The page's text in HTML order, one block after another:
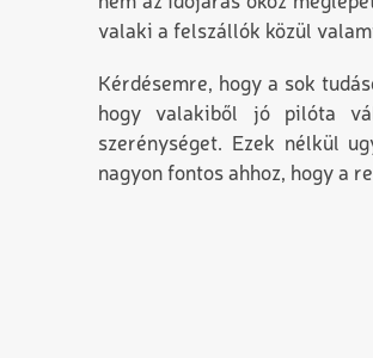
valaki a felszállók közül
Kérdésemre, hogy a sok
hogy valakiből jó pilóta
szerénységet. Ezek nélkül
nagyon fontos ahhoz, hogy a